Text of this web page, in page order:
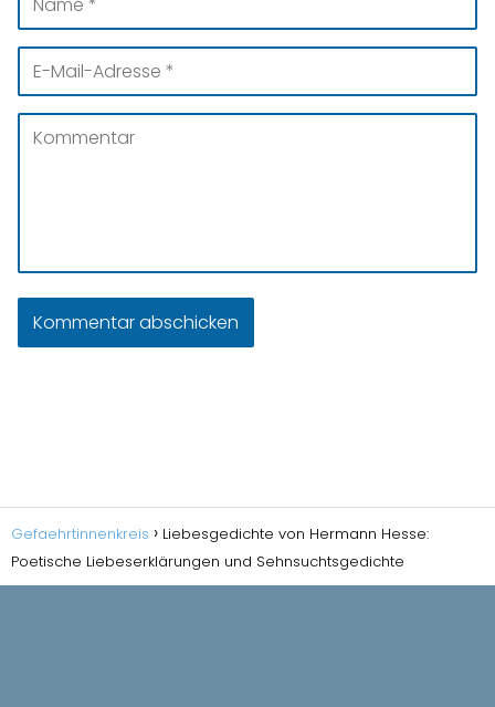
Gefaehrtinnenkreis
Liebesgedichte von Hermann Hesse:
Poetische Liebeserklärungen und Sehnsuchtsgedichte